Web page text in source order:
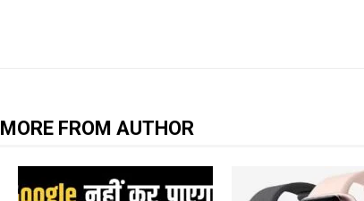
MORE FROM AUTHOR